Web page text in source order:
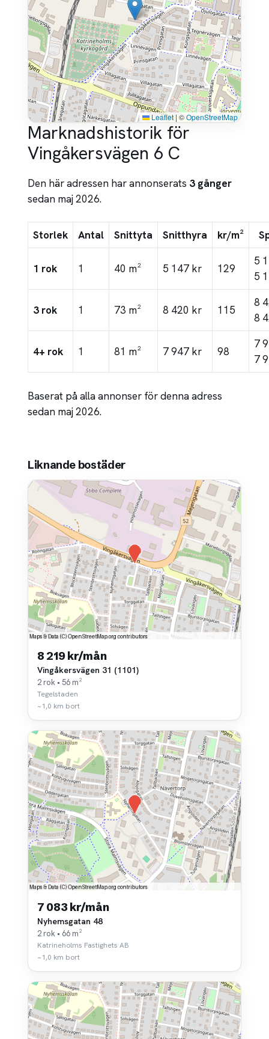
Leaflet |©OpenStreetMap
Marknadshistorik för
Vingåkersvägen 6 C
Den här adressen har annonserats 3 gånger
sedan maj 2026.
Storlek Antal Snittyta Snitthyra kr/m²
1 rok 1 40 m² 5 147 kr 129
5
5
3 rok 1 73 m² 8 420 kr 115
8
8
4+ rok 1 81 m² 7 947 kr 98
7
7
Baserat på alla annonser för denna adress
sedan maj 2026.
Liknande bostäder
8 219 kr/mån
Vingåkersvägen 31 (1101)
2 rok • 56 m²
Tegelstaden
~1,0 km bort
7 083 kr/mån
Nyhemsgatan 48
2 rok • 66 m²
Katrineholms Fastighets AB
~1,0 km bort